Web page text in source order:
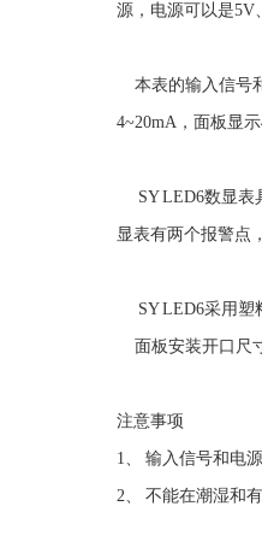
源，电源可以是5V
本表的输入信号
4~20mA，面板显
SY LED6数显表
显表有两个报警点
SY LED6采用塑
面板安装开口尺
注意事项
1、 输入信号和电
2、 不能在潮湿和